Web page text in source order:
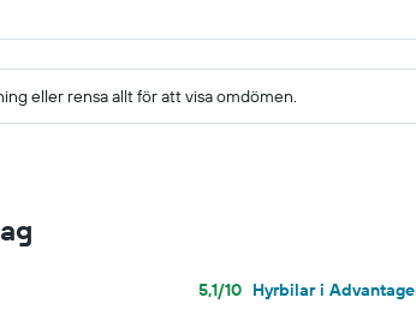
eller rensa allt för att visa omdömen.
5,1/10 Hyrbilar i Advantage